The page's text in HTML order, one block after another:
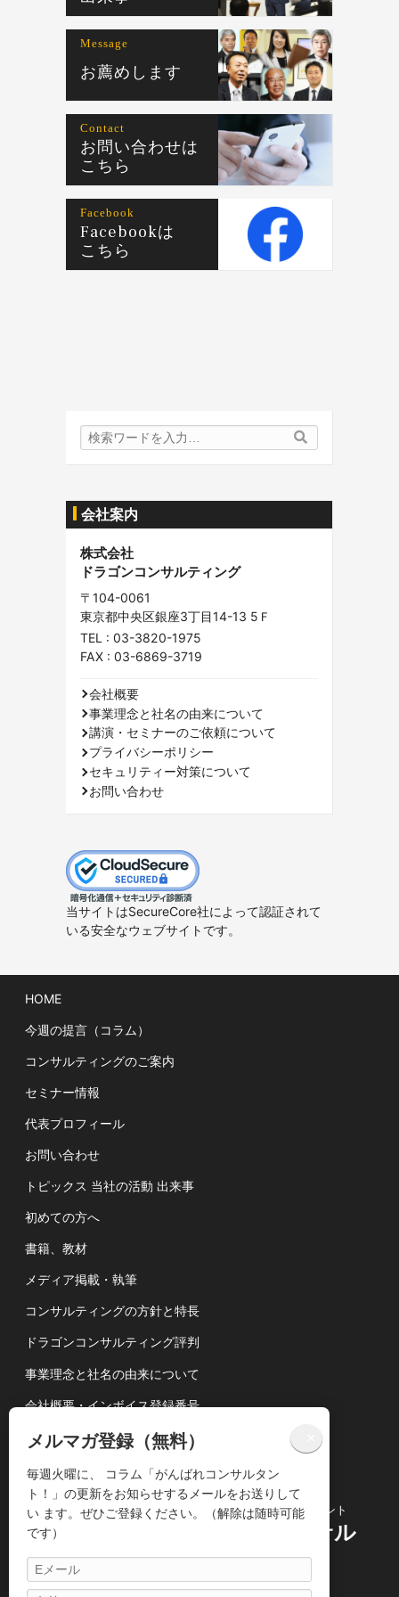
Message
お薦めします
Contact
お問い合わせは
こちら
Facebook
Facebookは
こちら
検
索
会社案内
株式会社
ドラゴンコンサルティング
〒104-0061
東京都中央区銀座3丁目14-13 5Ｆ
TEL : 03-3820-1975
FAX : 03-6869-3719
会社概要
事業理念と社名の由来について
講演・セミナーのご依頼について
プライバシーポリシー
セキュリティー対策について
お問い合わせ
当サイトはSecureCore社によって認証されて
いる安全なウェブサイトです。
HOME
今週の提言（コラム）
コンサルティングのご案内
セミナー情報
代表プロフィール
お問い合わせ
トピックス 当社の活動 出来事
初めての方へ
書籍、教材
メディア掲載・執筆
コンサルティングの方針と特長
ドラゴンコンサルティング評判
事業理念と社名の由来について
会社概要・インボイス登録番号
講演依頼について
個人情報の取扱いについて
コンサルティングビジネス専門のコンサルタント
株式会社ドラゴンコンサル
ティング
メルマガ登録（無料）
毎週火曜に、 コラム「がんばれコンサルタン
ト！」の更新をお知らせするメールをお送りして
い ます。ぜひご登録ください。（解除は随時可能
です）